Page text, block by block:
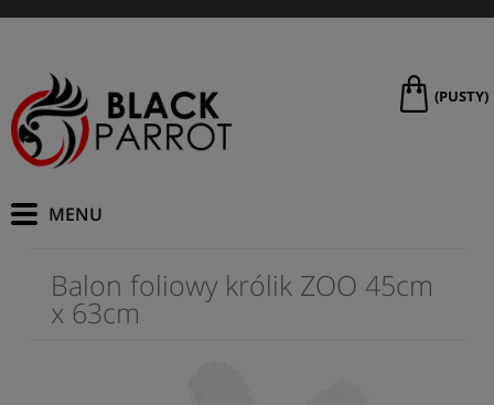
(PUSTY)
Balon foliowy królik ZOO 45cm
x 63cm